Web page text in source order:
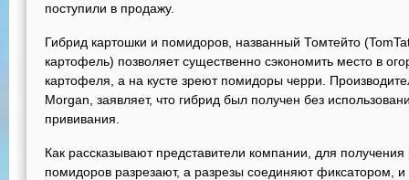
поступили в продажу.
Гибрид картошки и помидоров, названный Томтейто
картофель) позволяет существенно сэкономить место в
картофеля, а на кусте зреют помидоры черри.
Morgan, заявляет, что гибрид был получен без
прививания.
Как рассказывают представители компании, для
помидоров разрезают, а разрезы соединяют фиксатором,